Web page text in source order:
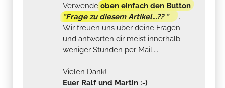
Verwendeoben einfach den Button
"Frage zu diesem Artikel...?? "
.
Wir freuen uns über deine Fragen
und antworten dir meist innerhalb
weniger Stunden per Mail....
Vielen Dank!
Euer Ralf und Martin :-)